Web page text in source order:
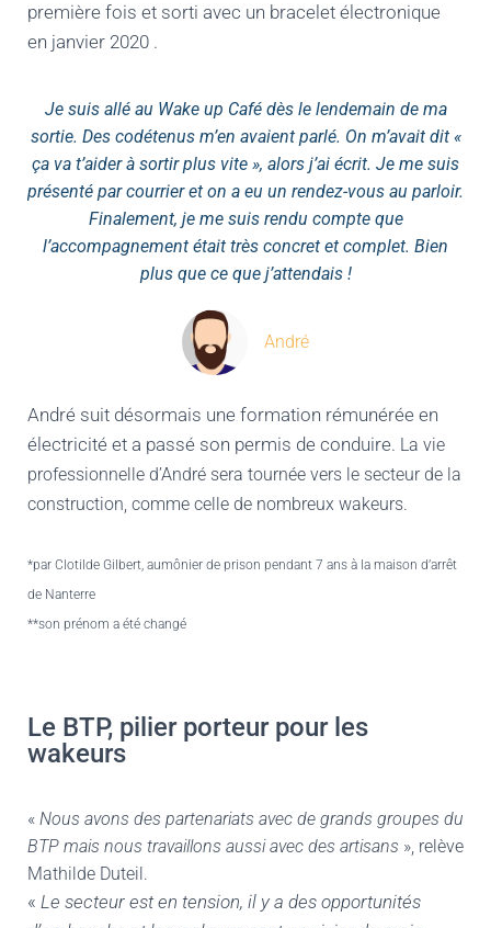
première fois et sorti avec un bracelet électronique
en janvier 2020 .
Je suis allé au Wake up Café dès le lendemain de ma
sortie. Des codétenus m’en avaient parlé. On m’avait dit «
ça va t’aider à sortir plus vite », alors j’ai écrit. Je me suis
présenté par courrier et on a eu un rendez-vous au parloir.
Finalement, je me suis rendu compte que
l’accompagnement était très concret et complet. Bien
plus que ce que j’attendais !
André
André suit désormais une formation rémunérée en
électricité et a passé son permis de conduire. La vie
professionnelle d’André sera tournée vers le secteur de la
construction, comme celle de nombreux wakeurs.
*par Clotilde Gilbert, aumônier de prison pendant 7 ans à la maison d’arrêt
de Nanterre
**son prénom a été changé
Le BTP, pilier porteur pour les
wakeurs
« Nous avons des partenariats avec de grands groupes du
BTP mais nous travaillons aussi avec des artisans », relève
Mathilde Duteil.
« Le secteur est en tension, il y a des opportunités